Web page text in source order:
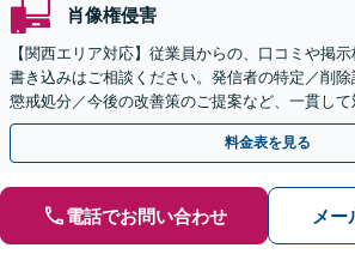
肖像権侵害
【関西エリア対応】従業員からの、口コミや掲
書き込みはご相談ください。発信者の特定／削
懲戒処分／今後の改善策のご提案など、一貫し
談30分無料】書き込みを行わせない職場環境整
料金表を見る
電話でお問い合わせ メー